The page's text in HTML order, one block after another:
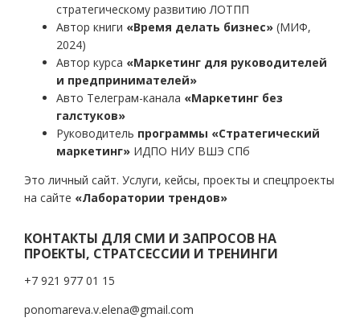
стратегическому развитию ЛОТПП
Автор книги «Время делать бизнес» (МИФ,
2024)
Автор курса «Маркетинг для руководителей
и предпринимателей»
Авто Телеграм-канала «Маркетинг без
галстуков»
Руководитель программы «Стратегический
маркетинг» ИДПО НИУ ВШЭ СПб
Это личный сайт. Услуги, кейсы, проекты и спецпроекты
на сайте «Лаборатории трендов»
КОНТАКТЫ ДЛЯ СМИ И ЗАПРОСОВ НА
ПРОЕКТЫ, СТРАТСЕССИИ И ТРЕНИНГИ
+7 921 977 01 15
ponomareva.v.elena@gmail.com